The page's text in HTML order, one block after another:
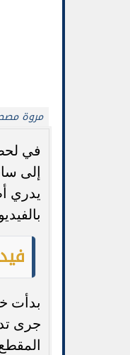
مروة
في
إلى
يدري
بدأت
جرى